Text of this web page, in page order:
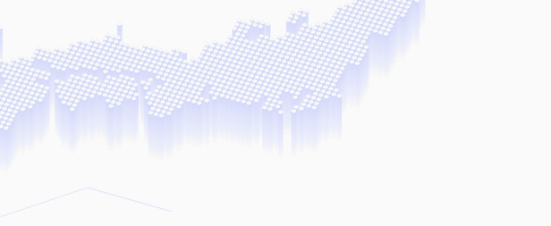
ず日本全国で鉄骨・足場・鍛冶・機械器具設置・プラントの
各工事を請け負っています。
常にお客様のご要望に幅広くお応え出来るよう、経験豊富な
職人たちが責任を持って「安全第一」をモットーに施工させ